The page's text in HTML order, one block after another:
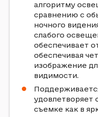
алгоритму
сравнению с
ночного
слабого
обеспечивает
обеспечивая
изображение
видимости.
удовлетворяет
съемке как в